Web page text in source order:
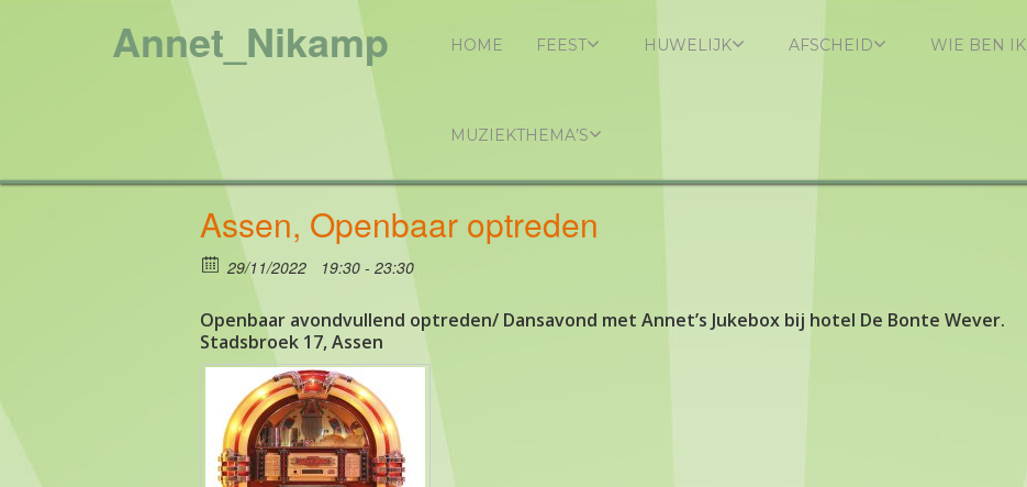
Annet_Nikamp HOME FEEST HUWELIJK AFSCHEID WIE BEN IK
MUZIEKTHEMA’S
Assen, Openbaar optreden
29/11/2022 19:30 - 23:30
Openbaar avondvullend optreden/ Dansavond met Annet’s Jukebox bij hotel De Bonte Wever.
Stadsbroek 17, Assen